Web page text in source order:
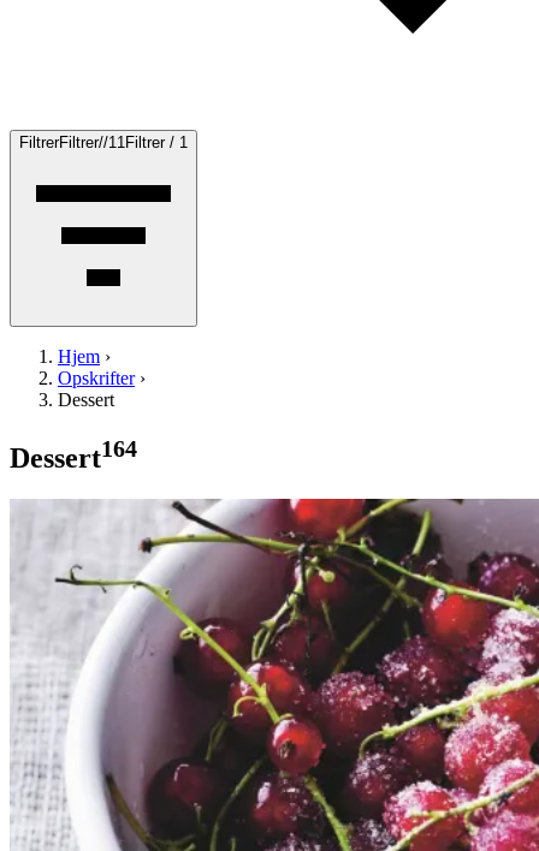
FiltrerFiltrer//1 1 Filtrer / 1
Hjem ›
Opskrifter›
Dessert
Dessert164
Rysteribs Rysteribs
Gem opskrift
Dessert
Dansk mad
Sommermad